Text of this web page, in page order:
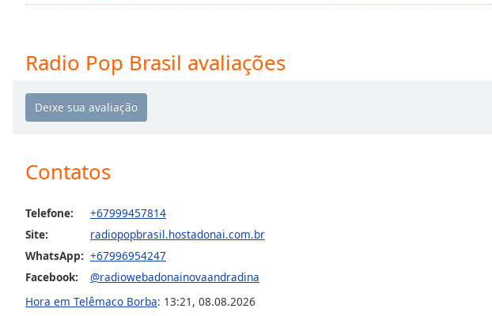
Playback
Rate
Chapters
descriptions
off
selected
Radio Pop Brasil avaliações
Contatos
Telefone:
+67999457814
Site:
radiopopbrasil.hostadonai.com.br
WhatsApp: +67996954247
Facebook:
@radiowebadonainovaandradina
Hora em Telêmaco Borba: 13:21 , 08.08.2026